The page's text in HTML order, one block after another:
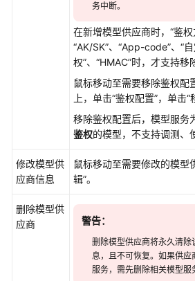
产
品
语
务中断。
在新增模型供应商时，“鉴权
“AK/SK”、“App-code”、“
权”、“HMAC”时，才支持移
鼠标移动至需要移除鉴权配
上，单击“鉴权配置”，单击“
移除鉴权配置后，模型服务
鉴权的模型，不支持调测、
修改模型供
应商信息
鼠标移动至需要修改的模型
辑”。
删除模型供
应商
警告：
删除模型供应商将永久清除
息，且不可恢复。如果供应
服务，需先删除相关模型服